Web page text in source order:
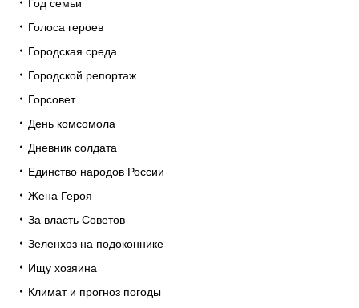
Год семьи
Голоса героев
Городская среда
Городской репортаж
Горсовет
День комсомола
Дневник солдата
Единство народов России
Жена Героя
За власть Советов
Зеленхоз на подоконнике
Ищу хозяина
Климат и прогноз погоды